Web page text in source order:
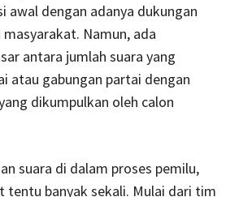
awal dengan adanya dukungan
Namun, ada
antara jumlah suara yang
atau gabungan partai dengan
dikumpulkan oleh calon
suara di dalam proses pemilu,
tentu banyak sekali. Mulai dari tim